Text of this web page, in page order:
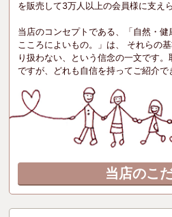
を販売して3万人以上の会員様に支え
当店のコンセプトである、「自然・健
こころによいもの。」は、 それらの
り扱わない、という信念の一文です
ですが、どれも自信を持ってご紹介で
当店のこ